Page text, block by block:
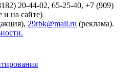
20-44-02, 65-25-40, +7 (909)
и на сайте)
29rbk@mail.ru (реклама).